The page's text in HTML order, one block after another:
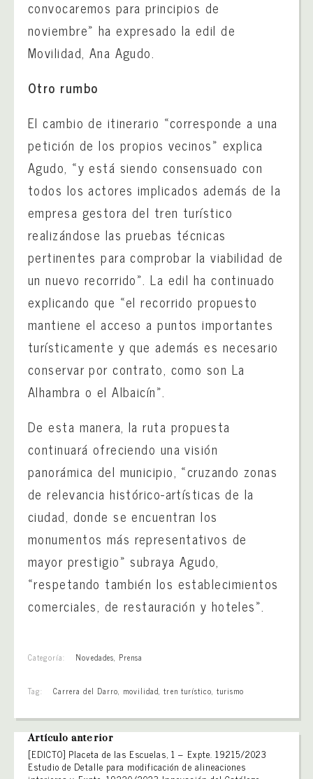
convocaremos para principios de
noviembre» ha expresado la edil de
Movilidad, Ana Agudo.
Otro rumbo
El cambio de itinerario «corresponde a una
petición de los propios vecinos» explica
Agudo, «y está siendo consensuado con
todos los actores implicados además de la
empresa gestora del tren turístico
realizándose las pruebas técnicas
pertinentes para comprobar la viabilidad de
un nuevo recorrido». La edil ha continuado
explicando que «el recorrido propuesto
mantiene el acceso a puntos importantes
turísticamente y que además es necesario
conservar por contrato, como son La
Alhambra o el Albaicín».
De esta manera, la ruta propuesta
continuará ofreciendo una visión
panorámica del municipio, «cruzando zonas
de relevancia histórico-artísticas de la
ciudad, donde se encuentran los
monumentos más representativos de
mayor prestigio» subraya Agudo,
«respetando también los establecimientos
comerciales, de restauración y hoteles».
Categoría: Novedades, Prensa
Tag: Carrera del Darro, movilidad,tren turístico,turismo
Artículo anterior
[EDICTO] Placeta de las Escuelas, 1 – Expte. 19215/2023
Estudio de Detalle para modificación de alineaciones